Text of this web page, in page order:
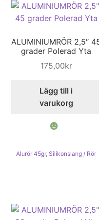
ALUMINIUMRÖR 2,5″
grader Polerad Yta
175,00kr
Lägg till i
varukorg
Alurör 45gr, Silikonslang / Rör